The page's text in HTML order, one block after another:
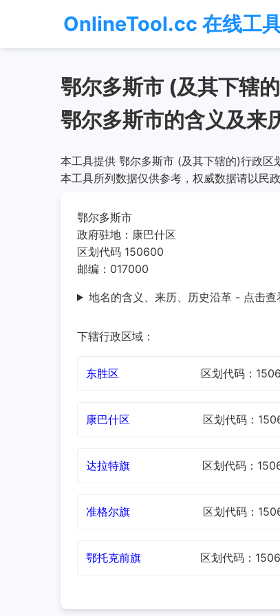
OnlineTool.cc 在线工
鄂尔多斯市 (及其下辖
鄂尔多斯市的含义及来
本工具提供 鄂尔多斯市 (及其下辖的)行政
本工具所列数据仅供参考，权威数据请以民政
鄂尔多斯市
政府驻地：康巴什区
区划代码 150600
邮编：017000
地名的含义、来历、历史沿革 - 点击查
下辖行政区域：
东胜区 区划代码：
康巴什区 区划代码：
达拉特旗 区划代码：
准格尔旗 区划代码：
鄂托克前旗 区划代码：